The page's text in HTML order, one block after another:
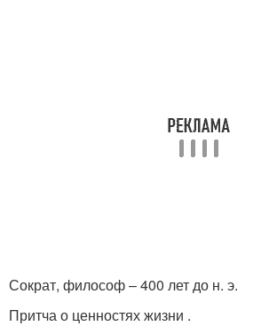
Сократ, философ – 400 лет до н. э.
Притча о ценностях жизни .